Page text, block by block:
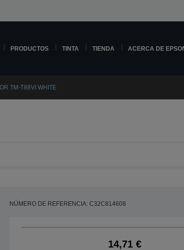
PRODUCTOS TINTA TIENDA ACERCA DE
TM-T88VI WHITE
NÚMERO DE REFERENCIA: C32C814608
14,71 €